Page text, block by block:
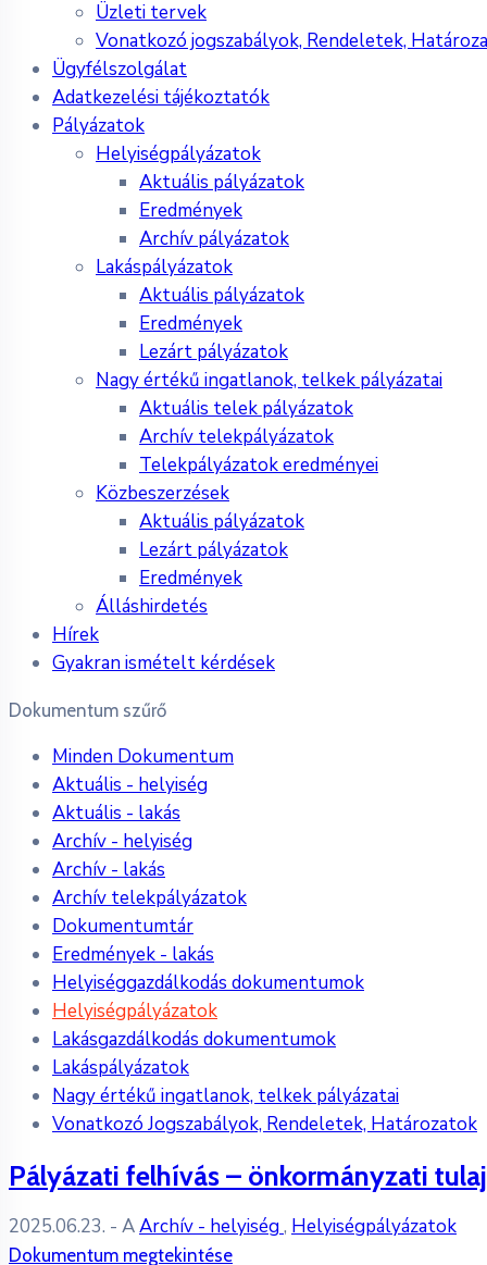
Üzleti tervek
Vonatkozó jogszabályok, Rendeletek,
Ügyfélszolgálat
Adatkezelési tájékoztatók
Pályázatok
Helyiségpályázatok
Aktuális pályázatok
Eredmények
Archív pályázatok
Lakáspályázatok
Aktuális pályázatok
Eredmények
Lezárt pályázatok
Nagy értékű ingatlanok, telkek pályázatai
Aktuális telek pályázatok
Archív telekpályázatok
Telekpályázatok eredményei
Közbeszerzések
Aktuális pályázatok
Lezárt pályázatok
Eredmények
Álláshirdetés
Hírek
Gyakran ismételt kérdések
Dokumentum szűrő
Minden Dokumentum
Aktuális - helyiség
Aktuális - lakás
Archív - helyiség
Archív - lakás
Archív telekpályázatok
Dokumentumtár
Eredmények - lakás
Helyiséggazdálkodás dokumentumok
Helyiségpályázatok
Lakásgazdálkodás dokumentumok
Lakáspályázatok
Nagy értékű ingatlanok, telkek pályázatai
Vonatkozó Jogszabályok, Rendeletek, Határozatok
Pályázati felhívás – önkormányzati
2025.06.23. - AArchív - helyiség, Helyiségpályázatok
Dokumentum megtekintése